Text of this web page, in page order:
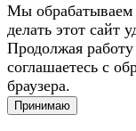
Мы
делать этот сайт
Продолжая
соглашаетесь с
браузера.
Принимаю